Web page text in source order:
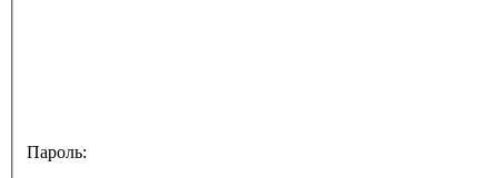
Пароль: